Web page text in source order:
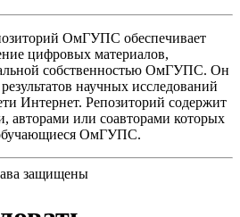
ОмГУПС обеспечивает
цифровых материалов,
собственностью ОмГУПС. Он
научных исследований
Интернет. Репозиторий содержит
авторами или соавторами которых
ОмГУПС.
защищены